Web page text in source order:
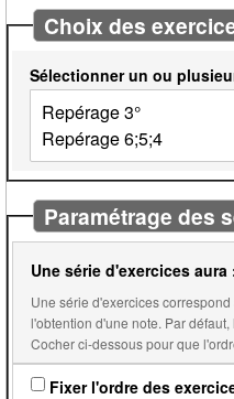
Choix des
Sélectionner un ou
Paramétrage des
Une série d'exercices aura
Une série d'exercices
l'obtention d'une note. Par
Cocher ci-dessous pour que
Fixer l'ordre des